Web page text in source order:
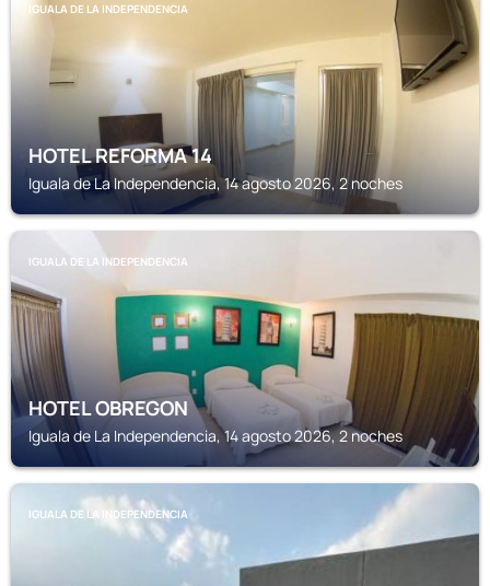
IGUALA DE LA INDEPENDENCIA
HOTEL REFORMA 14
Iguala de La Independencia, 14 agosto 2026, 2 noches
IGUALA DE LA INDEPENDENCIA
HOTEL OBREGON
Iguala de La Independencia, 14 agosto 2026, 2 noches
IGUALA DE LA INDEPENDENCIA